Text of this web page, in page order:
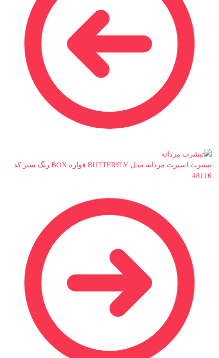
تیشرت اسپرت مردانه مدل BUTTERFLY قواره BOX رنگ سبز کد
48116